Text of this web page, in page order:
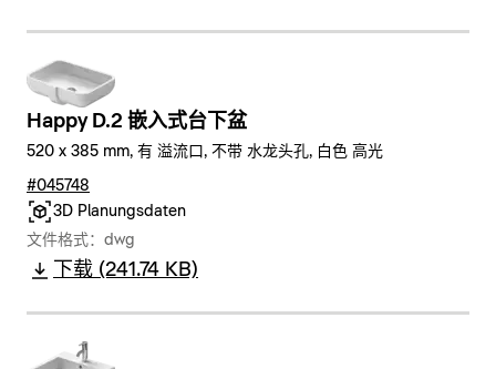
Happy D.2 嵌入式台下盆
520 x 385 mm, 有 溢流口, 不带 水龙头孔, 白色 高光
#045748
3D Planungsdaten
文件格式：dwg
下载 (241.74 KB)